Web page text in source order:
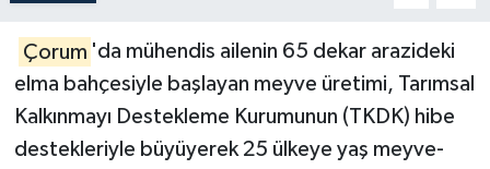
Çorum 'da mühendis ailenin 65 dekar arazideki
elma bahçesiyle başlayan meyve üretimi, Tarımsal
Kalkınmayı Destekleme Kurumunun (TKDK) hibe
destekleriyle büyüyerek 25 ülkeye yaş meyve-